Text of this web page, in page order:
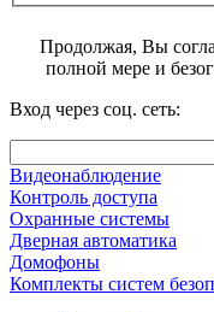
Продолжая, Вы
полной мере и
Вход через соц. сеть:
Видеонаблюдение
Контроль доступа
Охранные системы
Дверная автоматика
Домофоны
Комплекты систем